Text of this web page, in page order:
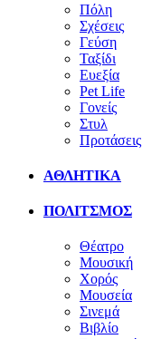
Πόλη
Σχέσεις
Γεύση
Ταξίδι
Ευεξία
Pet Life
Γονείς
Στυλ
Προτάσεις
ΑΘΛΗΤΙΚΑ
ΠΟΛΙΤΣΜΟΣ
Θέατρο
Μουσική
Χορός
Μουσεία
Σινεμά
Βιβλίο